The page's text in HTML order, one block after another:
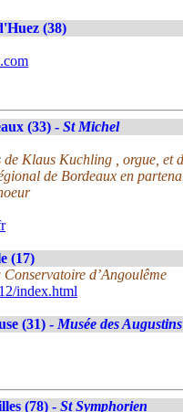
(38)
(33) - St Michel
Klaus Kuchling , orgue, et
de Bordeaux en
(17)
d’Angoulême
index.html
(31) - Musée des Augustins
(78) - St Symphorien